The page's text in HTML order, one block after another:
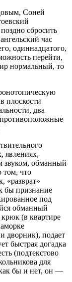
Соней
сбросить
час
одиннадцатого,
перейти,
нормальный, то
плоскости
два
явлениях,
звуком, обманный
том, что
«разврат»
бы признание
под
обманный
(в квартире
дворник), подает
быстрая догадка
(подтекстово
для
бы и нет, он —